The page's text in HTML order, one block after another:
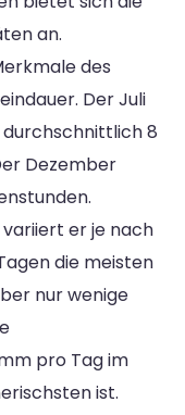
an.
des
Der Juli
8
Dezember
er je nach
die meisten
nur wenige
pro Tag im
ist.